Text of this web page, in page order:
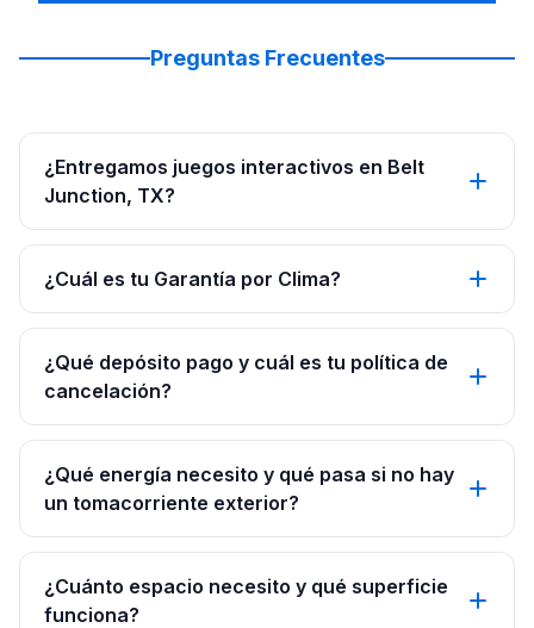
Preguntas Frecuentes
¿Entregamos juegos interactivos en Belt
Junction, TX?
¿Cuál es tu Garantía por Clima?
¿Qué depósito pago y cuál es tu política de
cancelación?
¿Qué energía necesito y qué pasa si no hay
un tomacorriente exterior?
¿Cuánto espacio necesito y qué superficie
funciona?